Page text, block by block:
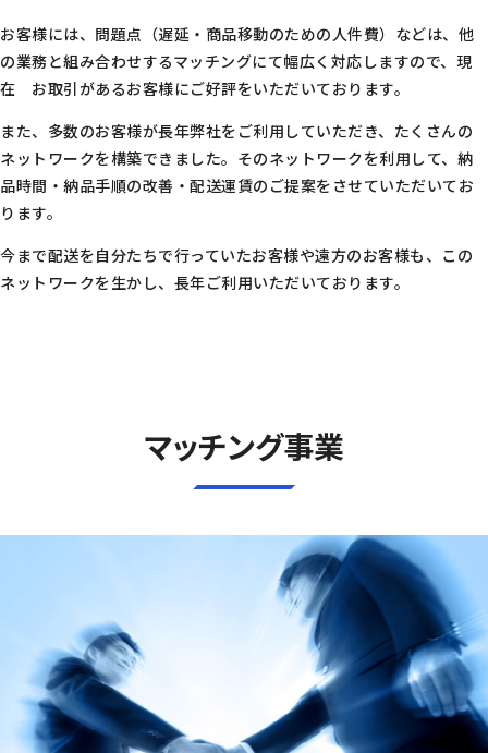
お客様には、問題点（遅延・商品移動のための人件費）などは、他
の業務と組み合わせするマッチングにて幅広く対応しますので、現
在 お取引があるお客様にご好評をいただいております。
また、多数のお客様が長年弊社をご利用していただき、たくさんの
ネットワークを構築できました。そのネットワークを利用して、納
品時間・納品手順の改善・配送運賃のご提案をさせていただいてお
ります。
今まで配送を自分たちで行っていたお客様や遠方のお客様も、この
ネットワークを生かし、長年ご利用いただいております。
マッチング事業